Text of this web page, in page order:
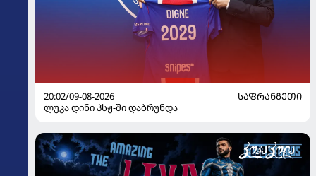
20:02/09-08-2026
ᲡᲐᲤᲠᲐᲜᲒᲔᲗᲘ
ლუკა დინი პსჟ-ში დაბრუნდა